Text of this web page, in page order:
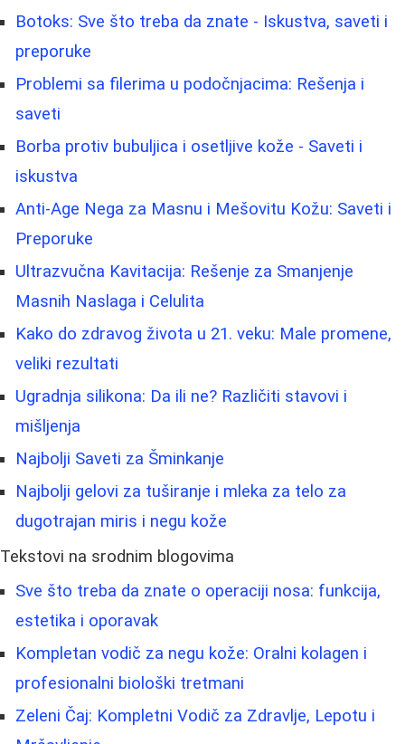
Botoks: Sve što treba da znate - Iskustva, saveti i
preporuke
Problemi sa filerima u podočnjacima: Rešenja i
saveti
Borbа protiv bubuljica i osetljive kože - Saveti i
iskustva
Anti-Age Nega za Masnu i Mešovitu Kožu: Saveti i
Preporuke
Ultrazvučna Kavitacija: Rešenje za Smanjenje
Masnih Naslaga i Celulita
Kako do zdravog života u 21. veku: Male promene,
veliki rezultati
Ugradnja silikona: Da ili ne? Različiti stavovi i
mišljenja
Najbolji Saveti za Šminkanje
Najbolji gelovi za tuširanje i mleka za telo za
dugotrajan miris i negu kože
Tekstovi na srodnim blogovima
Sve što treba da znate o operaciji nosa: funkcija,
estetika i oporavak
Kompletan vodič za negu kože: Oralni kolagen i
profesionalni biološki tretmani
Zeleni Čaj: Kompletni Vodič za Zdravlje, Lepotu i